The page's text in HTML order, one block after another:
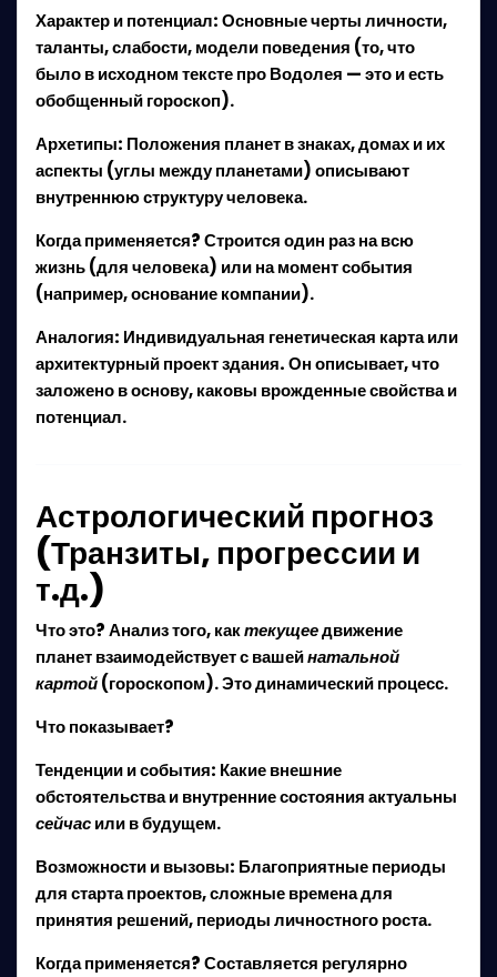
Характер и потенциал:Основные черты личности,
таланты, слабости, модели поведения (то, что
было в исходном тексте про Водолея — это и есть
обобщенный гороскоп).
Архетипы: Положения планет в знаках, домах и их
аспекты (углы между планетами) описывают
внутреннюю структуру человека.
Когда применяется?Строится один раз на всю
жизнь (для человека) или на момент события
(например, основание компании).
Аналогия: Индивидуальная генетическая карта или
архитектурный проект здания.Он описывает, что
заложено в основу, каковы врожденные свойства и
потенциал.
Астрологический прогноз
(Транзиты, прогрессии и
т.д.)
Что это?Анализ того, кактекущеедвижение
планет взаимодействует с вашейнатальной
картой(гороскопом). Это динамический процесс.
Что показывает?
Тенденции и события: Какие внешние
обстоятельства и внутренние состояния актуальны
сейчасили в будущем.
Возможности и вызовы: Благоприятные периоды
для старта проектов, сложные времена для
принятия решений, периоды личностного роста.
Когда применяется?Составляется регулярно